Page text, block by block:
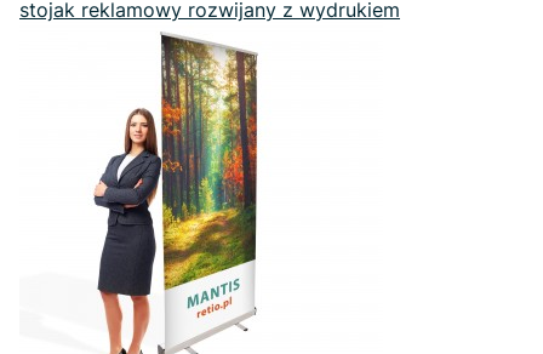
stojak reklamowy rozwijany z wydrukiem